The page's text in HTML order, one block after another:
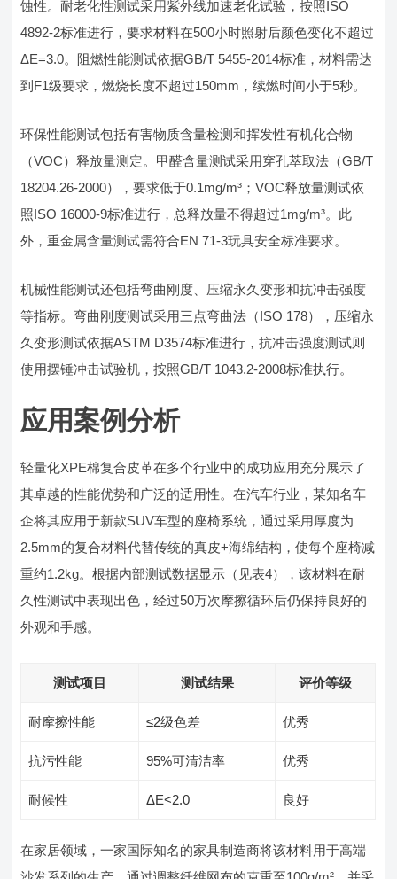
蚀性。耐老化性测试采用紫外线加速老化试验，按照ISO
4892-2标准进行，要求材料在500小时照射后颜色变化不超过
ΔE=3.0。阻燃性能测试依据GB/T 5455-2014标准，材料需达
到F1级要求，燃烧长度不超过150mm，续燃时间小于5秒。
环保性能测试包括有害物质含量检测和挥发性有机化合物
（VOC）释放量测定。甲醛含量测试采用穿孔萃取法（GB/T
18204.26-2000），要求低于0.1mg/m³；VOC释放量测试依
照ISO 16000-9标准进行，总释放量不得超过1mg/m³。此
外，重金属含量测试需符合EN 71-3玩具安全标准要求。
机械性能测试还包括弯曲刚度、压缩永久变形和抗冲击强度
等指标。弯曲刚度测试采用三点弯曲法（ISO 178），压缩永
久变形测试依据ASTM D3574标准进行，抗冲击强度测试则
使用摆锤冲击试验机，按照GB/T 1043.2-2008标准执行。
应用案例分析
轻量化XPE棉复合皮革在多个行业中的成功应用充分展示了
其卓越的性能优势和广泛的适用性。在汽车行业，某知名车
企将其应用于新款SUV车型的座椅系统，通过采用厚度为
2.5mm的复合材料代替传统的真皮+海绵结构，使每个座椅减
重约1.2kg。根据内部测试数据显示（见表4），该材料在耐
久性测试中表现出色，经过50万次摩擦循环后仍保持良好的
外观和手感。
测试项目 测试结果 评价等级
耐摩擦性能 ≤2级色差 优秀
抗污性能 95%可清洁率 优秀
耐候性 ΔE<2.0 良好
在家居领域，一家国际知名的家具制造商将该材料用于高端